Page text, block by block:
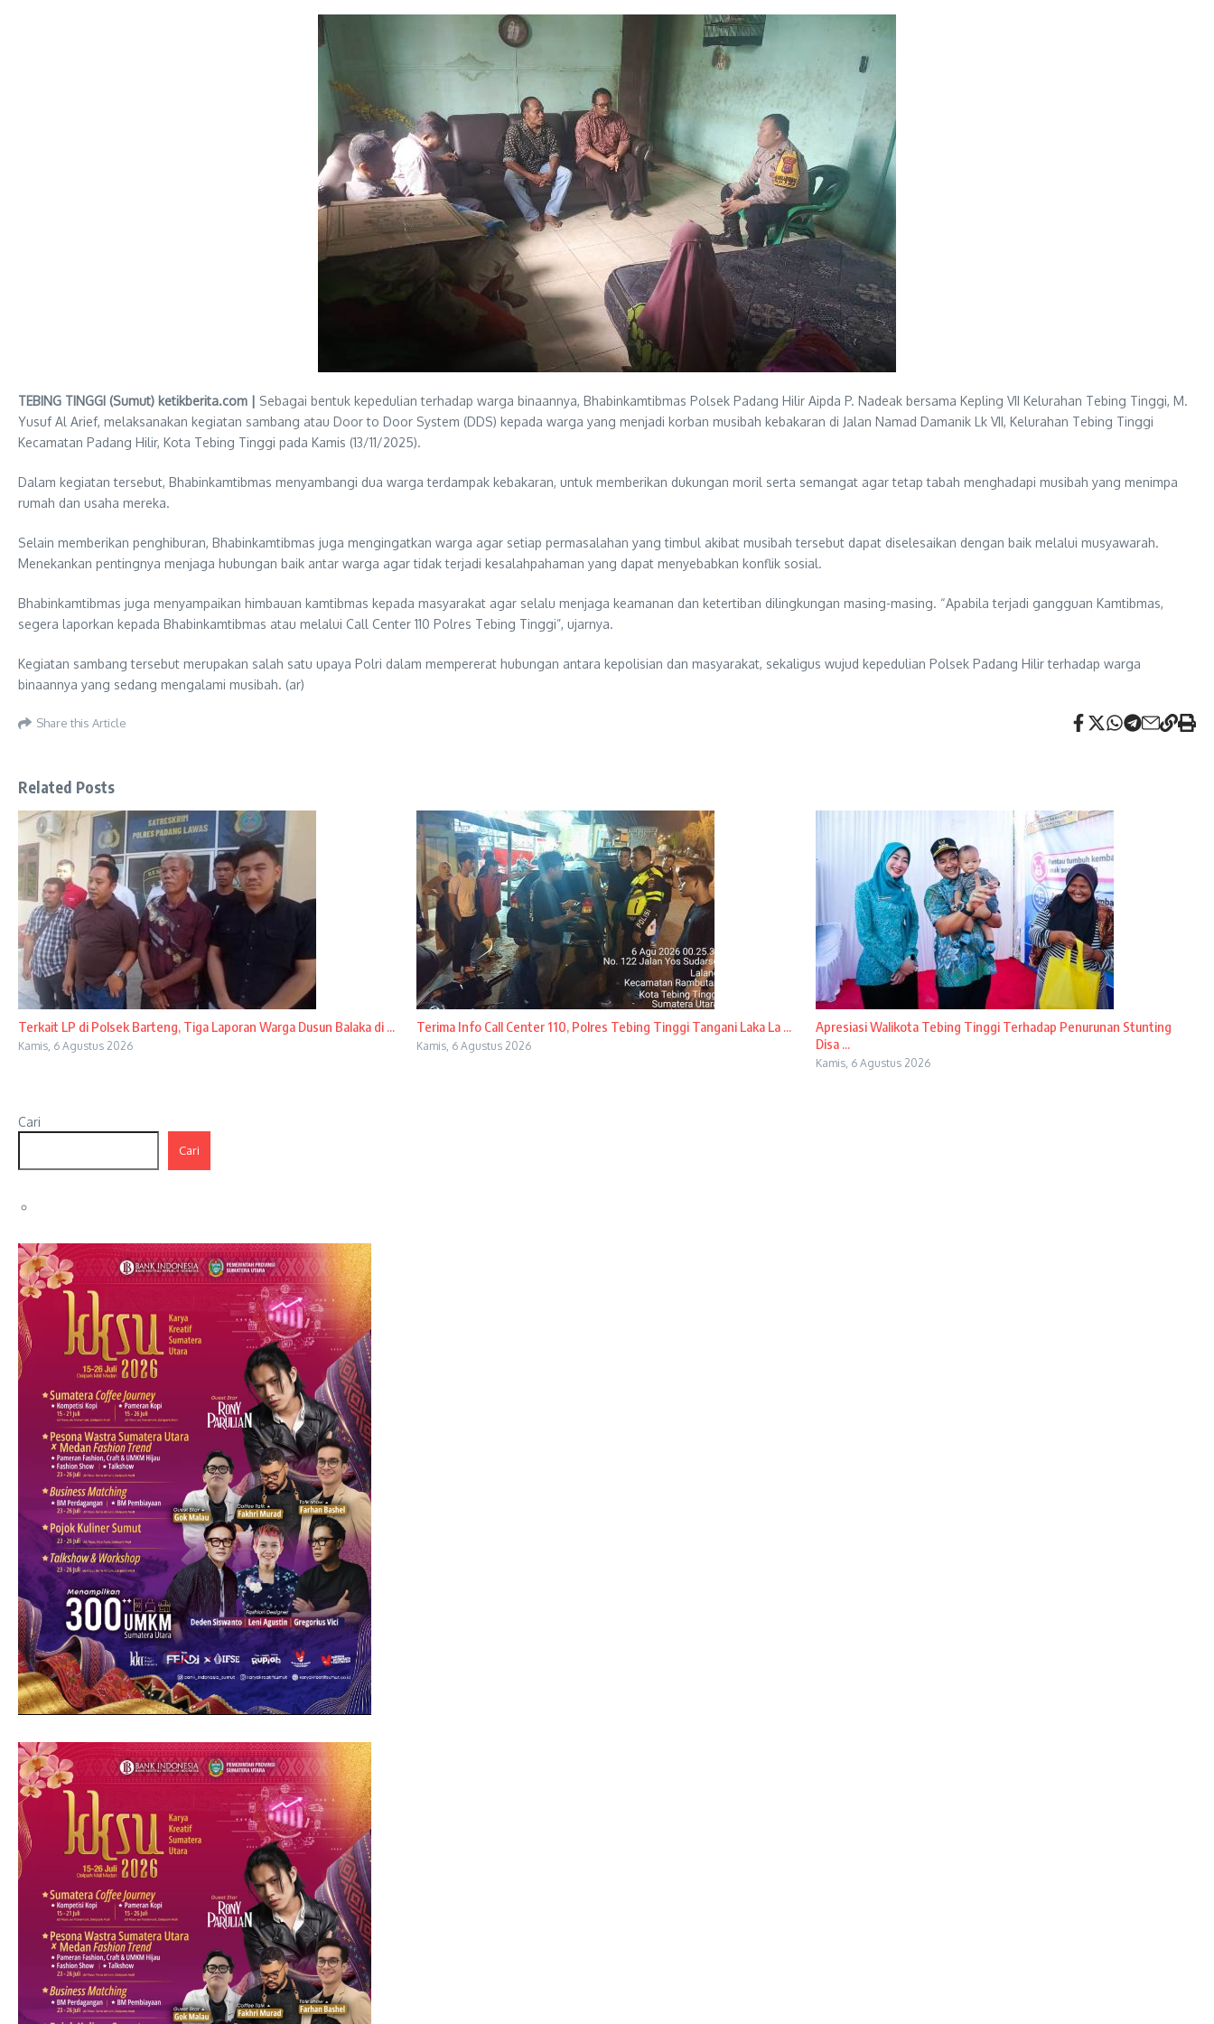
TEBING TINGGI (Sumut) ketikberita.com | Sebagai bentuk kepedulian terhadap warga binaannya, Bhabinkamtibmas Polsek Padang Hilir Aipda P. Nadeak bersama Kepling VII Kelurahan Tebing Tinggi, M.
Yusuf Al Arief, melaksanakan kegiatan sambang atau Door to Door System (DDS) kepada warga yang menjadi korban musibah kebakaran di Jalan Namad Damanik Lk VII, Kelurahan Tebing Tinggi
Kecamatan Padang Hilir, Kota Tebing Tinggi pada Kamis (13/11/2025).
Dalam kegiatan tersebut, Bhabinkamtibmas menyambangi dua warga terdampak kebakaran, untuk memberikan dukungan moril serta semangat agar tetap tabah menghadapi musibah yang menimpa
rumah dan usaha mereka.
Selain memberikan penghiburan, Bhabinkamtibmas juga mengingatkan warga agar setiap permasalahan yang timbul akibat musibah tersebut dapat diselesaikan dengan baik melalui musyawarah.
Menekankan pentingnya menjaga hubungan baik antar warga agar tidak terjadi kesalahpahaman yang dapat menyebabkan konflik sosial.
Bhabinkamtibmas juga menyampaikan himbauan kamtibmas kepada masyarakat agar selalu menjaga keamanan dan ketertiban dilingkungan masing-masing. “Apabila terjadi gangguan Kamtibmas,
segera laporkan kepada Bhabinkamtibmas atau melalui Call Center 110 Polres Tebing Tinggi”, ujarnya.
Kegiatan sambang tersebut merupakan salah satu upaya Polri dalam mempererat hubungan antara kepolisian dan masyarakat, sekaligus wujud kepedulian Polsek Padang Hilir terhadap warga
binaannya yang sedang mengalami musibah. (ar)
Share this Article
Related Posts
Terkait LP di Polsek Barteng, Tiga Laporan Warga Dusun Balaka di ...
Kamis, 6 Agustus 2026
Terima Info Call Center 110, Polres Tebing Tinggi Tangani Laka La ...
Kamis, 6 Agustus 2026
Apresiasi Walikota Tebing Tinggi Terhadap Penurunan Stunting
Disa ...
Kamis, 6 Agustus 2026
Cari
Cari